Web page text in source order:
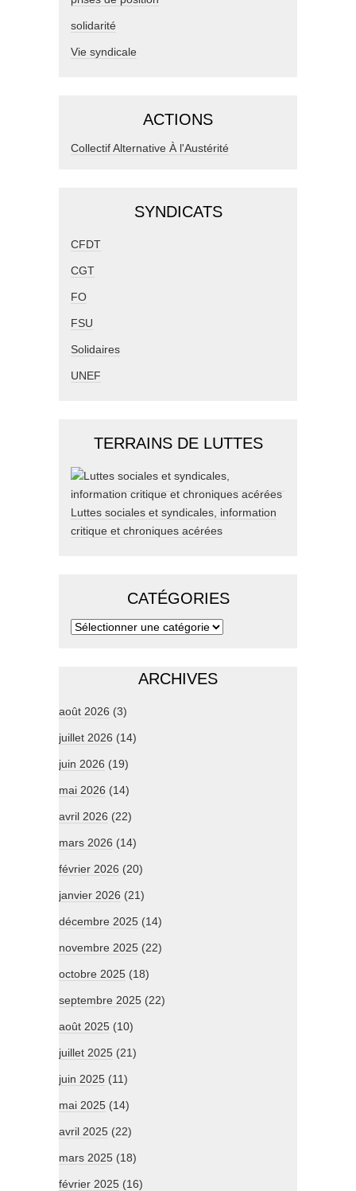
solidarité
Vie syndicale
ACTIONS
Collectif Alternative À l'Austérité
SYNDICATS
CFDT
CGT
FO
FSU
Solidaires
UNEF
TERRAINS DE LUTTES
Luttes sociales et syndicales, information
critique et chroniques acérées
CATÉGORIES
ARCHIVES
août 2026 (3)
juillet 2026 (14)
juin 2026 (19)
mai 2026 (14)
avril 2026 (22)
mars 2026 (14)
février 2026 (20)
janvier 2026 (21)
décembre 2025 (14)
novembre 2025 (22)
octobre 2025 (18)
septembre 2025 (22)
août 2025 (10)
juillet 2025 (21)
juin 2025 (11)
mai 2025 (14)
avril 2025 (22)
mars 2025 (18)
février 2025 (16)